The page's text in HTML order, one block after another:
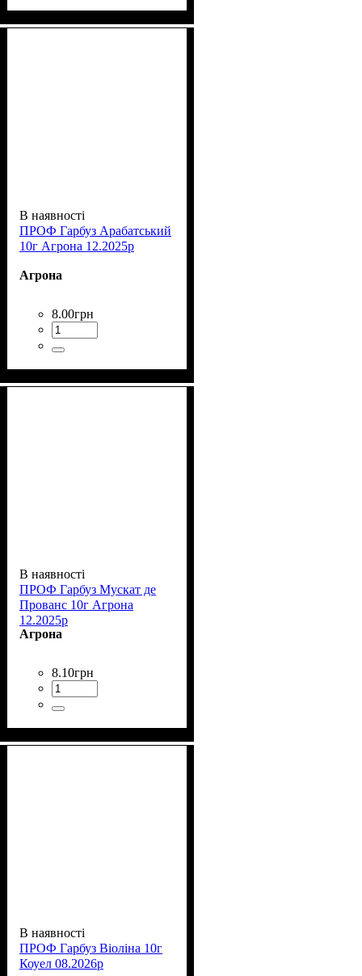
В наявності
ПРОФ Гарбуз Арабатський
10г Агрона 12.2025р
Агрона
8.00грн
В наявності
ПРОФ Гарбуз Мускат де
Прованс 10г Агрона
12.2025р
Агрона
8.10грн
В наявності
ПРОФ Гарбуз Віоліна 10г
Коуел 08.2026р